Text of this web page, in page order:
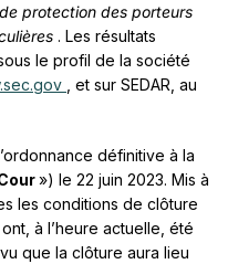
protection des porteurs
. Les résultats
le profil de la société
, et sur SEDAR, au
définitive à la
») le 22 juin 2023. Mis à
les conditions de clôture
à l’heure actuelle, été
que la clôture aura lieu